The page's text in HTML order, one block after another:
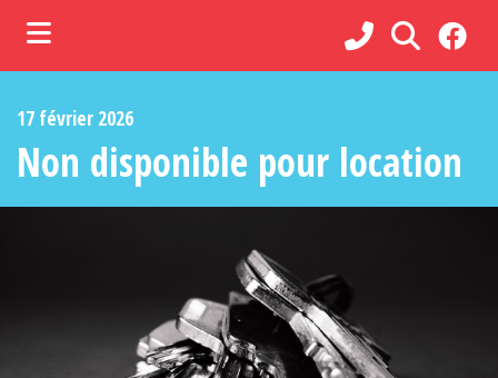
(Services )
(Commerces et tourisme )
17 février 2026
Non disponible pour location